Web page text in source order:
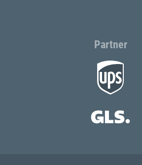
Partner